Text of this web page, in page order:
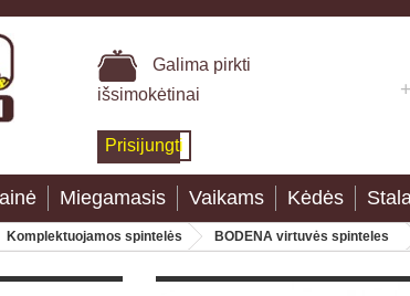
Galima pirkti
išsimokėtinai
Prisijungti
Miegamasis Vaikams Kėdės
Komplektuojamos spintelės BODENA virtuvės spinteles